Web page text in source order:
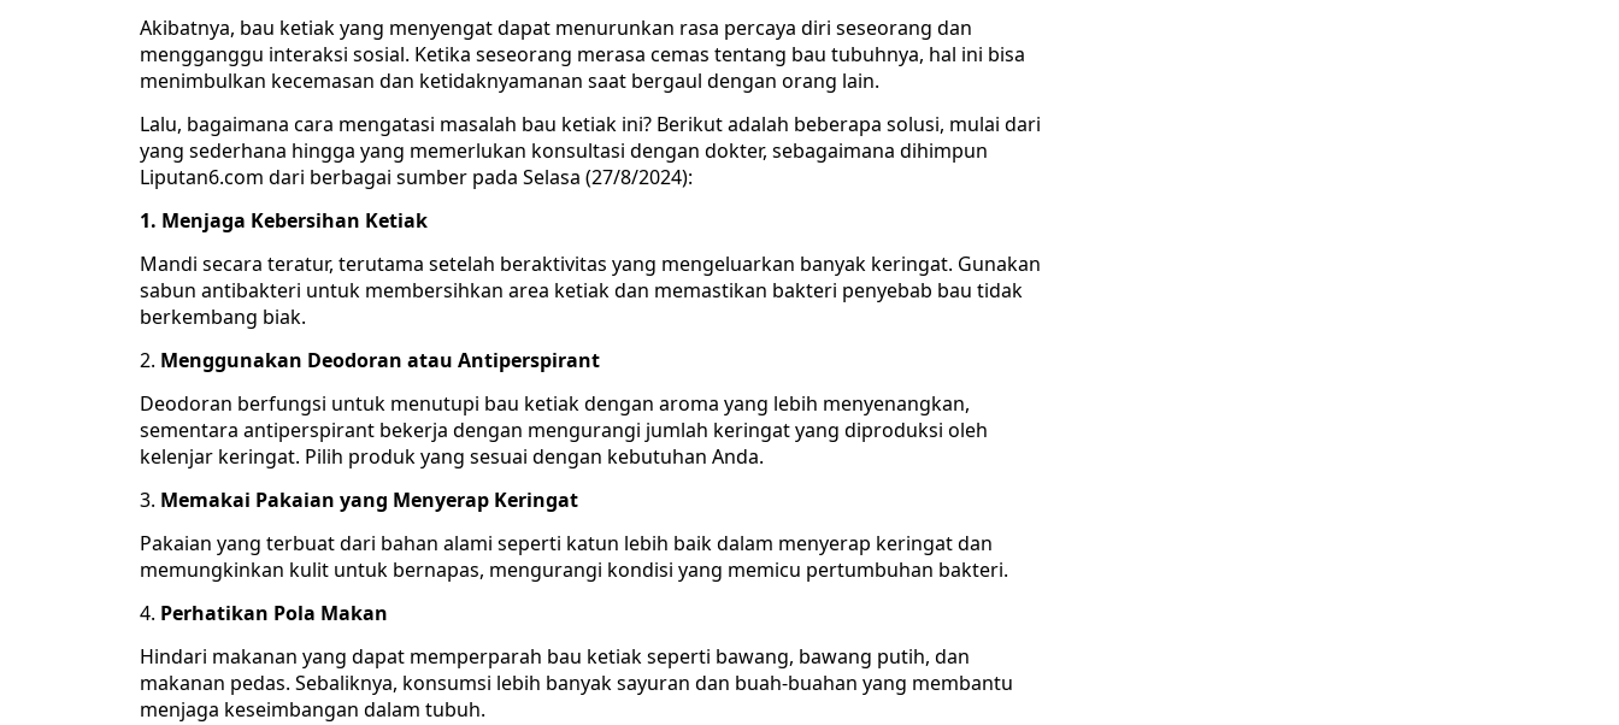
Akibatnya, bau ketiak yang menyengat dapat menurunkan rasa percaya diri seseorang dan
mengganggu interaksi sosial. Ketika seseorang merasa cemas tentang bau tubuhnya, hal ini bisa
menimbulkan kecemasan dan ketidaknyamanan saat bergaul dengan orang lain.
Lalu, bagaimana cara mengatasi masalah bau ketiak ini? Berikut adalah beberapa solusi, mulai dari
yang sederhana hingga yang memerlukan konsultasi dengan dokter, sebagaimana dihimpun
Liputan6.com dari berbagai sumber pada Selasa (27/8/2024):
1. Menjaga Kebersihan Ketiak
Mandi secara teratur, terutama setelah beraktivitas yang mengeluarkan banyak keringat. Gunakan
sabun antibakteri untuk membersihkan area ketiak dan memastikan bakteri penyebab bau tidak
berkembang biak.
2. Menggunakan Deodoran atau Antiperspirant
Deodoran berfungsi untuk menutupi bau ketiak dengan aroma yang lebih menyenangkan,
sementara antiperspirant bekerja dengan mengurangi jumlah keringat yang diproduksi oleh
kelenjar keringat. Pilih produk yang sesuai dengan kebutuhan Anda.
3. Memakai Pakaian yang Menyerap Keringat
Pakaian yang terbuat dari bahan alami seperti katun lebih baik dalam menyerap keringat dan
memungkinkan kulit untuk bernapas, mengurangi kondisi yang memicu pertumbuhan bakteri.
4. Perhatikan Pola Makan
Hindari makanan yang dapat memperparah bau ketiak seperti bawang, bawang putih, dan
makanan pedas. Sebaliknya, konsumsi lebih banyak sayuran dan buah-buahan yang membantu
menjaga keseimbangan dalam tubuh.